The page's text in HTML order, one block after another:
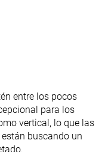
entre los pocos
para los
vertical, lo que las
buscando un